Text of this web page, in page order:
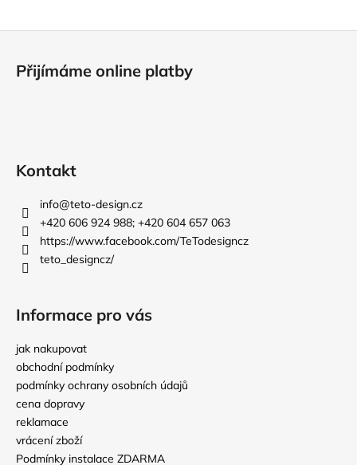
Přijímáme online platby
Kontakt
info@teto-design.cz
+420 606 924 988; +420 604 657 063
https://www.facebook.com/TeTodesigncz
teto_designcz/
Informace pro vás
jak nakupovat
obchodní podmínky
podmínky ochrany osobních údajů
cena dopravy
reklamace
vrácení zboží
Podmínky instalace ZDARMA